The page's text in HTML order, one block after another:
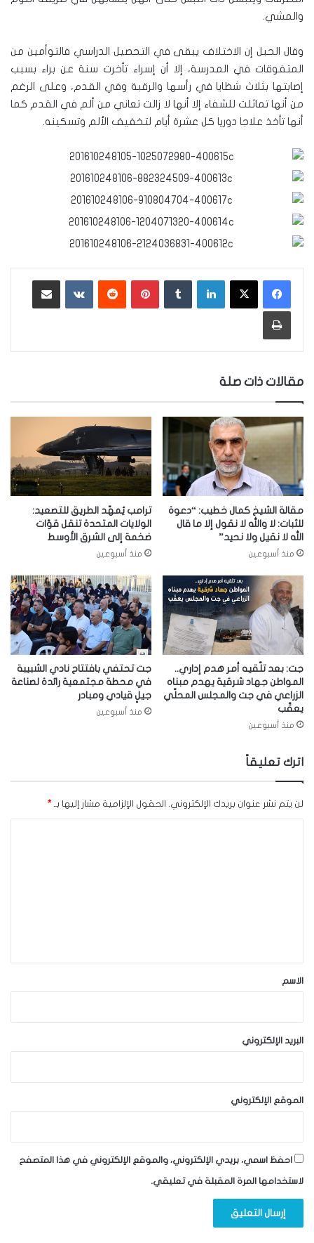
والمشي.
وقال الحبل إن الاختلاف يبقى في التحصيل الدراسي فالتوأمين من
المتفوقات في المدرسة، إلا أن إسراء تأخرت سنة عن براء بسبب
إصابتها بثلاث شظايا في رأسها والرقبة وفي القدم، وعلى الرغم
من أنها تماثلت للشفاء إلا أنها لا زالت تعاني من ألم في القدم كما
أنها تأخذ علاجا دوريا كل عشرة أيام لتخفيف الألم وتسكينه.
لينكدإن بينتيريست ‏VKontakte
طباعة
مقالات ذات صلة
مقالة الشيخ كمال خطيب: “دعوة
للثبات: لا والله لا نقول إلا ما قال
الله لا نقيل ولا نحيد”
منذ أسبوعين
ترامب يُمهّد الطريق للتصعيد:
الولايات المتحدة تنقل قوّات
ضخمة إلى الشرق الأوسط
منذ أسبوعين
جت: بعد تلّقيه أمر هدم إداري..
المواطن جهاد شرقية يهدم مبناه
الزراعي في جت والمجلس المحلّي
يعقّب
منذ أسبوعين
جت تحتفي بافتتاح نادي الشبيبة
في محطة مجتمعية رائدة لصناعة
جيلٍ قيادي ومبادر
منذ أسبوعين
اترك تعليقاً
لن يتم نشر عنوان بريدك الإلكتروني. الحقول الإلزامية مشار إليها بـ *
*الاسم
البريد الإلكتروني
الموقع الإلكتروني
احفظ اسمي، بريدي الإلكتروني، والموقع الإلكتروني في هذا المتصفح
لاستخدامها المرة المقبلة في تعليقي.